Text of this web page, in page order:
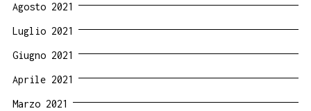
Agosto 2021
Luglio 2021
Giugno 2021
Aprile 2021
Marzo 2021